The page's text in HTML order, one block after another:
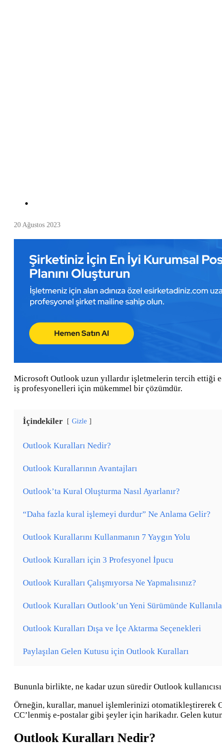
20 Ağustos 2023
Microsoft Outlook uzun yıllardır işletmelerin tercih ettiği
iş profesyonelleri için mükemmel bir çözümdür.
İçindekiler Gizle
Outlook Kuralları Nedir?
Outlook Kurallarının Avantajları
Outlook’ta Kural Oluşturma Nasıl Ayarlanır?
“Daha fazla kural işlemeyi durdur” Ne Anlama Gelir?
Outlook Kurallarını Kullanmanın 7 Yaygın Yolu
Outlook Kuralları için 3 Profesyonel İpucu
Outlook Kuralları Çalışmıyorsa Ne Yapmalısınız?
Outlook Kuralları Outlook’un Yeni Sürümünde
Outlook Kuralları Dışa ve İçe Aktarma Seçenekleri
Paylaşılan Gelen Kutusu için Outlook Kuralları
Bununla birlikte, ne kadar uzun süredir Outlook
Örneğin, kurallar, manuel işlemlerinizi otomatikleştirerek
CC’lenmiş e-postalar gibi şeyler için harikadır. Gelen
Outlook Kuralları Nedir?